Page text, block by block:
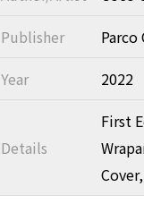
Publisher
Parco
Year
2022
Details
First